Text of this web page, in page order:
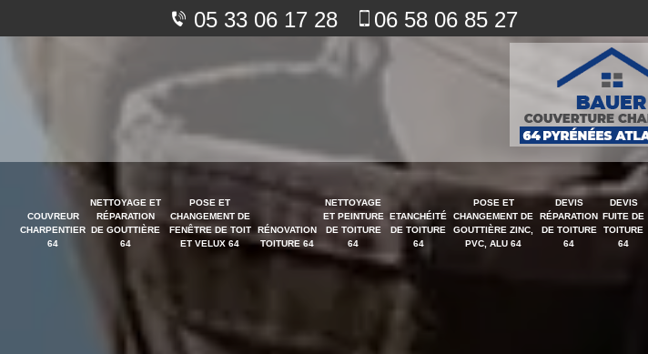
05 33 06 17 28 06 58 06 85 27
COUVREUR
CHARPENTIER
64
NETTOYAGE ET
RÉPARATION
DE GOUTTIÈRE
64
POSE ET
CHANGEMENT DE
FENÊTRE DE TOIT
ET VELUX 64
RÉNOVATION
TOITURE 64
NETTOYAGE
ET PEINTURE
DE TOITURE
64
ETANCHÉITÉ
DE TOITURE
64
POSE ET
CHANGEMENT DE
GOUTTIÈRE ZINC,
PVC, ALU 64
DEVIS
RÉPARATION
DE TOITURE
64
DEVIS
FUITE DE
TOITURE
64